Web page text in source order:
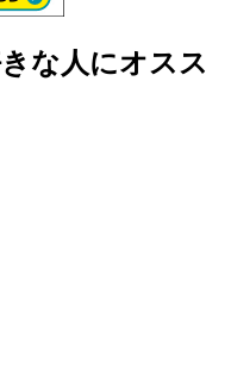
な人にオスス